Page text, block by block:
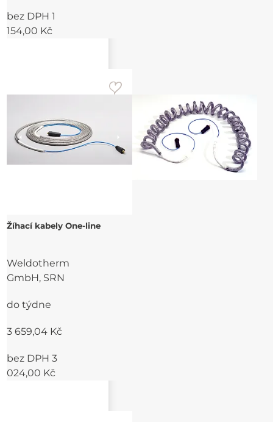
bez DPH 1
154,00 Kč
Žíhací kabely One-line
Weldotherm
GmbH, SRN
do týdne
3 659,04 Kč
bez DPH 3
024,00 Kč